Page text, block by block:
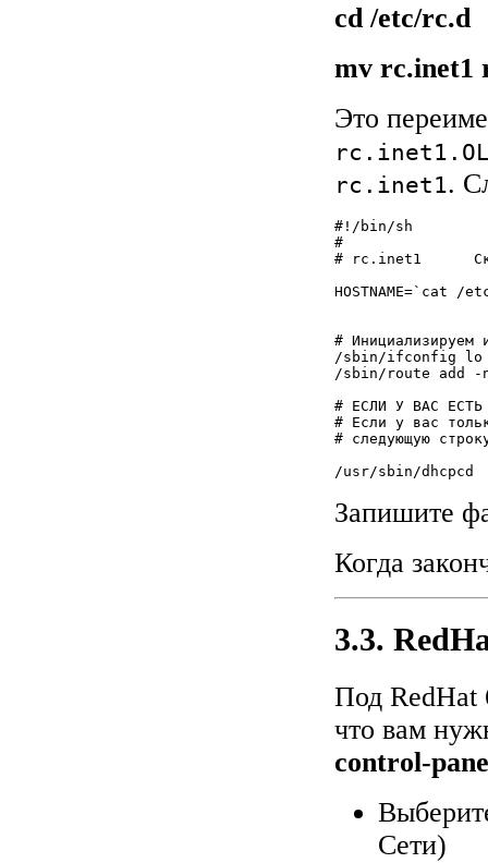
cd /etc/rc.d
mv rc.inet1
Это
rc.inet1.
#!/bin/sh
#
# rc.inet1
HOSTNAME=`cat /
# Инициализируем
/sbin/ifconfig lo
/sbin/route add -
# ЕСЛИ У ВАС ЕСТЬ
# Если у вас
# следующую
/usr/sbin/dhcpcd
Запишите
Когда
3.3.
Под RedHat
что вам
control-
Сети)